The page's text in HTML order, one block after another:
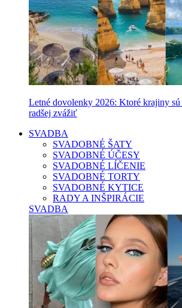
Letné dovolenky 2026: Ktoré krajiny sú
radšej zvážiť
SVADBA
SVADOBNÉ ŠATY
SVADOBNÉ ÚČESY
SVADOBNÉ LÍČENIE
SVADOBNÉ TORTY
SVADOBNÉ KYTICE
RADY A INŠPIRÁCIE
SVADBA